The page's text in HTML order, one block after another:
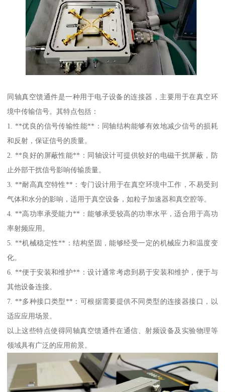
同轴真空馈通件是一种用于电子设备的连接器，主要用于在真空环
境中传输信号。其特点包括：
1. **优良的信号传输性能**：同轴结构能够有效地减少信号的损耗
和反射，保证信号的质量。
2. **良好的屏蔽性能**：同轴设计可提供较好的电磁干扰屏蔽，防
止外部干扰信号影响传输质量。
3. **耐高真空特性**：专门设计用于在真空环境中工作，不易受到
气体和水分的影响，适用于真空设备，如粒子加速器和真空腔等。
4. **高功率承受能力**：能够承受较高的功率水平，适合用于高功
率射频应用。
5. **机械稳定性**：结构坚固，能够经受一定的机械应力和温度变
化。
6. **便于安装和维护**：设计通常考虑到易于安装和维护，便于与
其他设备连接。
7. **多种接口类型**：可根据需要提供不同类型的连接器接口，以
适应应用场景。
以上这些特点使得同轴真空馈通件在通信、射频设备及实验物理等
领域具有广泛的应用前景。